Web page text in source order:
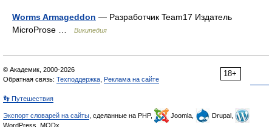
Worms Armageddon — Разработчик Team17 Издатель
MicroProse …
Википедия
18+
© Академик, 2000-2026
Обратная связь: Техподдержка Реклама на сайте
👣 Путешествия
Экспорт словарей на сайты , сделанные на PHP, Joomla,
Drupal,
WordPress, MODx.